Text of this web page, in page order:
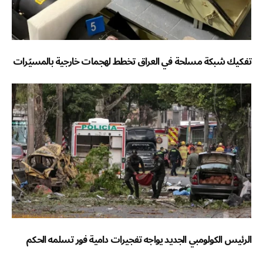
تفكيك شبكة مسلحة في العراق تخطط لهجمات خارجية بالمسيّرات
الرئيس الكولومبي الجديد يواجه تفجيرات دامية فور تسلمه الحكم